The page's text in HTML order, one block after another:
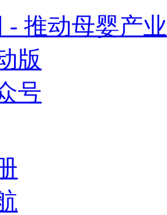
- 推动母婴产
版
号